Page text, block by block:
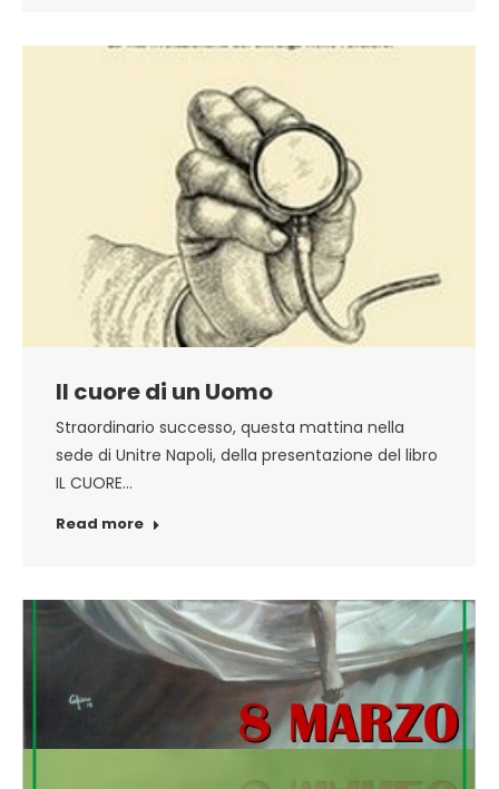
Il cuore di un Uomo
Straordinario successo, questa mattina nella
sede di Unitre Napoli, della presentazione del libro
IL CUORE…
Read more